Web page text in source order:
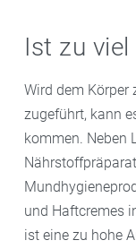
Ist zu
Wird dem Körper
zugeführt, kann
kommen. Neben
und Haftcremes
ist eine zu hohe